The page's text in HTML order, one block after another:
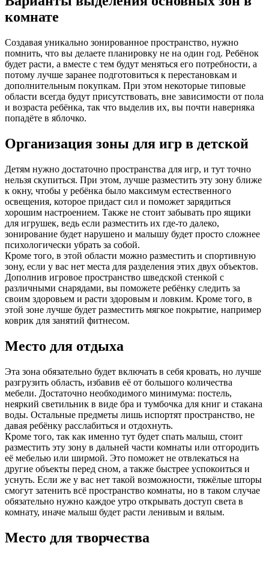
комнате
Создавая уникально зонированное пространство, нужно
помнить, что вы делаете планировку не на один год. Ребёнок
будет расти, а вместе с тем будут меняться его потребности, а
потому лучше заранее подготовиться к перестановкам и
дополнительным покупкам. При этом некоторые типовые
области всегда будут присутствовать, вне зависимости от пола
и возраста ребёнка, так что выделив их, вы почти наверняка
попадёте в яблочко.
Организация зоны для игр в детской
Детям нужно достаточно пространства для игр, и тут точно
нельзя скупиться. При этом, лучше разместить эту зону ближе
к окну, чтобы у ребёнка было максимум естественного
освещения, которое придаст сил и поможет зарядиться
хорошим настроением. Также не стоит забывать про ящики
для игрушек, ведь если разместить их где-то далеко,
зонирование будет нарушено и малышу будет просто сложнее
психологически убрать за собой.
Кроме того, в этой области можно разместить и спортивную
зону, если у вас нет места для разделения этих двух объектов.
Дополнив игровое пространство шведской стенкой с
различными снарядами, вы поможете ребёнку следить за
своим здоровьем и расти здоровым и ловким. Кроме того, в
этой зоне лучше будет разместить мягкое покрытие, например
коврик для занятий фитнесом.
Место для отдыха
Эта зона обязательно будет включать в себя кровать, но лучше
разгрузить область, избавив её от большого количества
мебели. Достаточно необходимого минимума: постель,
неяркий светильник в виде бра и тумбочка для книг и стакана
воды. Остальные предметы лишь испортят пространство, не
давая ребёнку расслабиться и отдохнуть.
Кроме того, так как именно тут будет спать малыш, стоит
разместить эту зону в дальней части комнаты или отгородить
её мебелью или ширмой. Это поможет не отвлекаться на
другие объекты перед сном, а также быстрее успокоиться и
уснуть. Если же у вас нет такой возможности, тяжёлые шторы
смогут затенить всё пространство комнаты, но в таком случае
обязательно нужно каждое утро открывать доступ света в
комнату, иначе малыш будет расти ленивым и вялым.
Место для творчества